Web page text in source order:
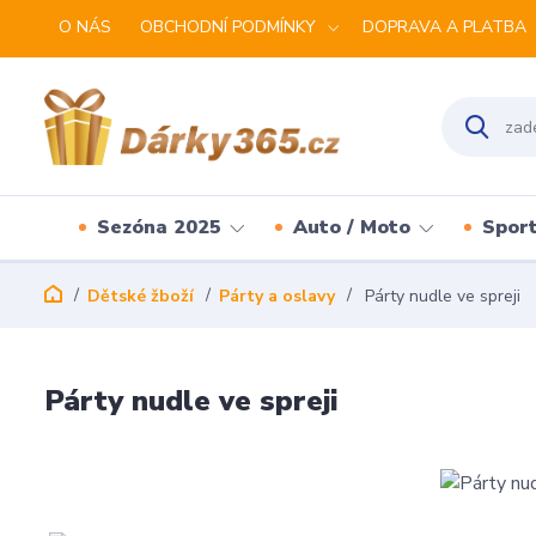
O NÁS OBCHODNÍ PODMÍNKY DOPRAVA A PLATBA
Sezóna 2025 Auto / Moto
Dětské žboží Párty a oslavy Párty nudle ve spreji
Párty nudle ve spreji